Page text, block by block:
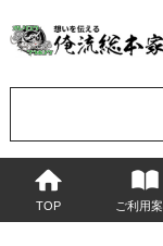
TOP ご利用